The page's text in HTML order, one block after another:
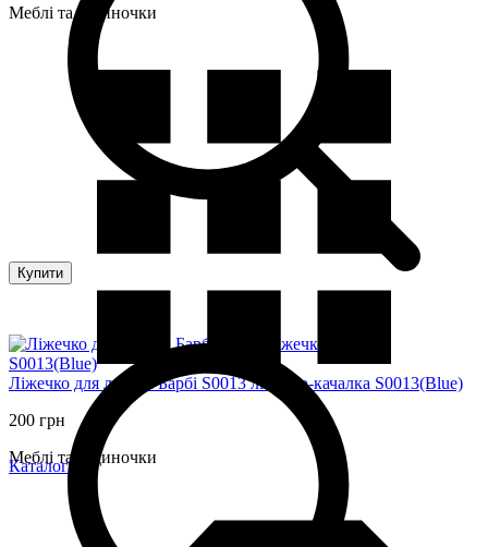
Меблі та будиночки
Ліжечко для ляльок Барбі S0013 ліжечко-качалка S0013(Blue)
200 грн
Меблі та будиночки
Купити
Каталог